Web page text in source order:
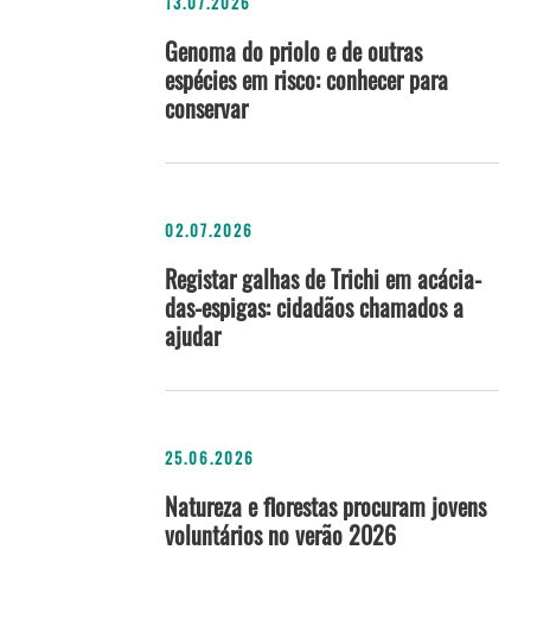
Genoma do priolo e de outras
espécies em risco: conhecer para
conservar
02.07.2026
Registar galhas de Trichi em acácia-
das-espigas: cidadãos chamados a
ajudar
25.06.2026
Natureza e florestas procuram jovens
voluntários no verão 2026